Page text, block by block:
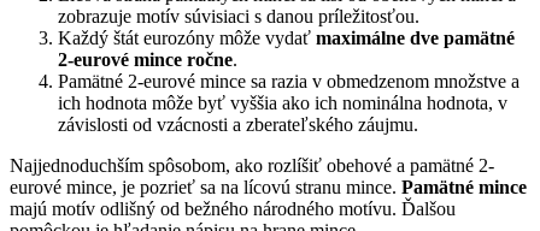
zobrazuje motív súvisiaci s danou príležitosťou.
Každý štát eurozóny môže vydať maximálne dve pamätné
2-eurové mince ročne.
Pamätné 2-eurové mince sa razia v obmedzenom množstve a
ich hodnota môže byť vyššia ako ich nominálna hodnota, v
závislosti od vzácnosti a zberateľského záujmu.
Najjednoduchším spôsobom, ako rozlíšiť obehové a pamätné 2-
eurové mince, je pozrieť sa na lícovú stranu mince. Pamätné mince
majú motív odlišný od bežného národného motívu. Ďalšou